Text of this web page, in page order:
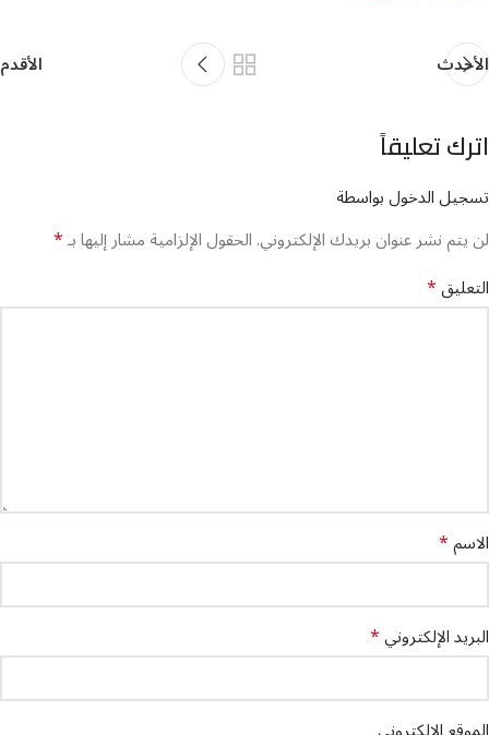
الأحدث الأقدم
اترك تعليقاً
تسجيل الدخول بواسطة
لن يتم نشر عنوان بريدك الإلكتروني.الحقول الإلزامية مشار إليها بـ*
التعليق*
الاسم*
البريد الإلكتروني*